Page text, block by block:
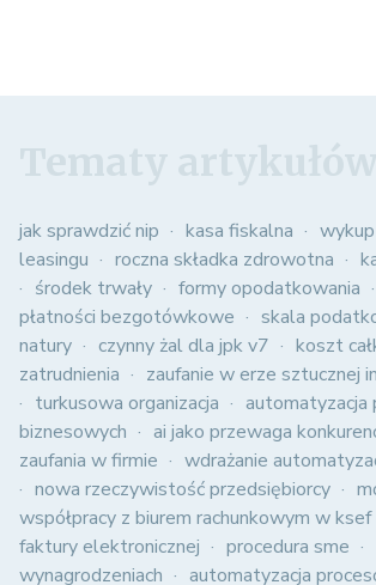
jak sprawdzić nip kasa fiskalna
leasingu
roczna składka zdrowotna
środek trwały
formy opodatkowania
płatności bezgotówkowe
skala
natury
czynny żal dla jpk v7
koszt
zatrudnienia
zaufanie w erze sztucznej
turkusowa organizacja
automatyzacja
biznesowych
ai jako przewaga
zaufania w firmie
wdrażanie
nowa rzeczywistość przedsiębiorcy
współpracy z biurem rachunkowym w ksef
faktury elektronicznej
procedura sme
wynagrodzeniach
automatyzacja